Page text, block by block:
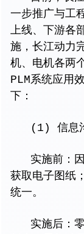
一步推广与工
上线、下游各
施，长江动力
机、电机各两
PLM系统应用
下：
(1) 信息沟
实施前：因
获取电子图纸
统一。
实施后：零